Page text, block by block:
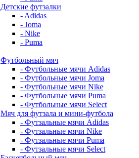
Детские футзалки
- Adidas
- Joma
- Nike
- Puma
Футбольный мяч
- Футбольные мячи Adidas
- Футбольные мячи Joma
- Футбольные мячи Nike
- Футбольные мячи Puma
- Футбольные мячи Select
Мяч для футзала и мини-футбола
- Футзальные мячи Adidas
- Футзальные мячи Nike
- Футзальные мячи Puma
- Футзальные мячи Select